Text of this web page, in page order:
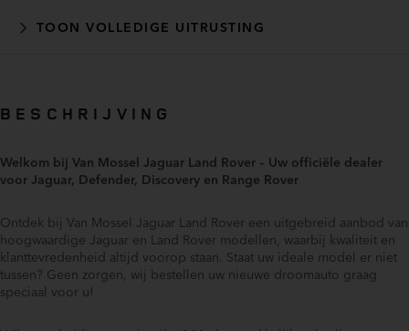
Carpathian Grey - Premium Metaal (1AU)
(064QC)
Pivi Pro Connected incl. navigatie (026LD)
Rear Traffic Monitor (086NB)
40:20:40 asymmetrisch neerklapbare achterbank met centrale
armsteun (300KC)
Aanhanger assistent
Achterruitwisser en sproeier
TOON VOLLEDIGE UITRUSTING
BESCHRIJVING
Welkom bij Van Mossel Jaguar Land Rover – Uw officiële dealer
voor Jaguar, Defender, Discovery en Range Rover
Ontdek bij Van Mossel Jaguar Land Rover een uitgebreid aanbod van
hoogwaardige Jaguar en Land Rover modellen, waarbij kwaliteit en
klanttevredenheid altijd voorop staan. Staat uw ideale model er niet
tussen? Geen zorgen, wij bestellen uw nieuwe droomauto graag
speciaal voor u!